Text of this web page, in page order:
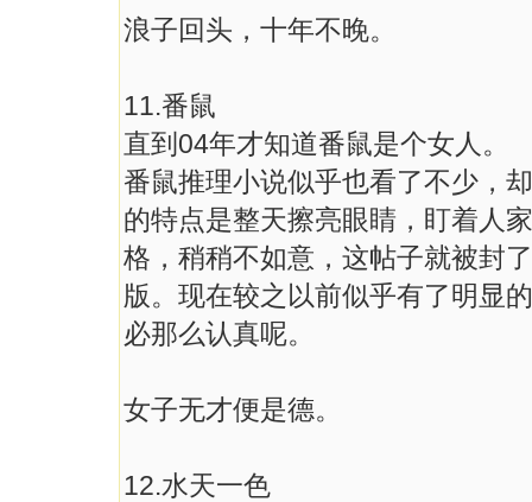
浪子回头，十年不晚。
11.番鼠
直到04年才知道番鼠是个女人。
番鼠推理小说似乎也看了不少，
的特点是整天擦亮眼睛，盯着人
格，稍稍不如意，这帖子就被封
版。现在较之以前似乎有了明显
必那么认真呢。
女子无才便是德。
12.水天一色